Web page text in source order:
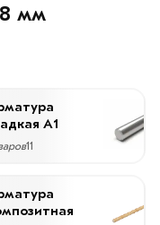
мм
А1
11